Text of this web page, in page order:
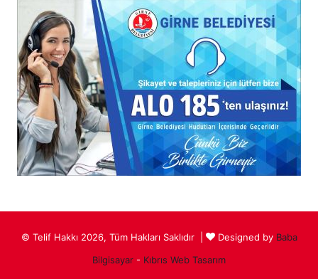
© Telif Hakkı 2026, Tüm Hakları Saklıdır | Designed by Baba
Bilgisayar - Kıbrıs Web Tasarım